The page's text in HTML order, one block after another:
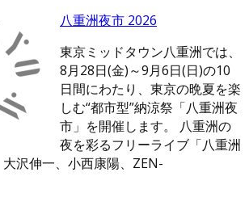
八重洲夜市 2026
東京ミッドタウン八重洲では、
8月28日(金)～9月6日(日)の10
日間にわたり、東京の晩夏を楽
しむ“都市型”納涼祭「八重洲夜
市」を開催します。 八重洲の
夜を彩るフリーライブ「八重洲
沢伸一、小西康陽、ZEN-